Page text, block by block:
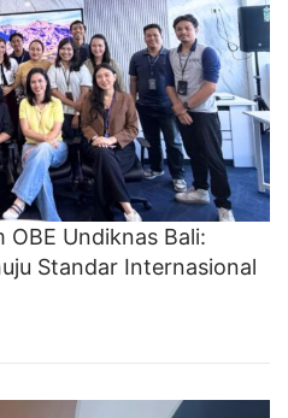
Undiknas Bali:
Standar Internasional